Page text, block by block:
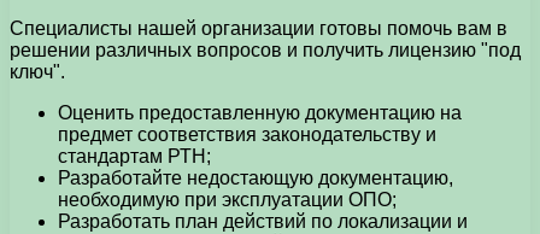
Специалисты нашей организации готовы помочь вам в
решении различных вопросов и получить лицензию "под
ключ".
Оценить предоставленную документацию на
предмет соответствия законодательству и
стандартам РТН;
Разработайте недостающую документацию,
необходимую при эксплуатации ОПО;
Разработать план действий по локализации и